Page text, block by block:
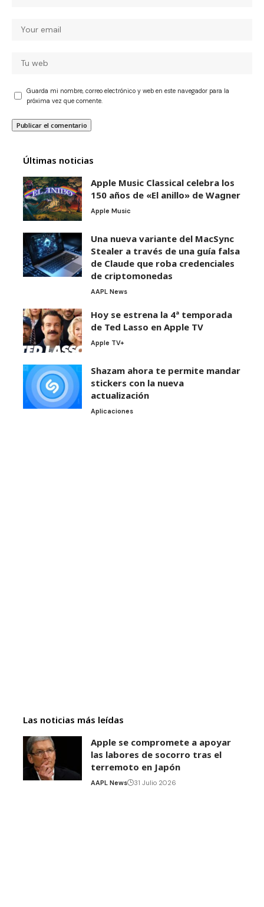
Guarda mi nombre, correo electrónico y web en este navegador para la
próxima vez que comente.
Últimas noticias
Apple Music Classical celebra los
150 años de «El anillo» de Wagner
Apple Music
Una nueva variante del MacSync
Stealer a través de una guía falsa
de Claude que roba credenciales
de criptomonedas
AAPL News
Hoy se estrena la 4ª temporada
de Ted Lasso en Apple TV
Apple TV+
Shazam ahora te permite mandar
stickers con la nueva
actualización
Aplicaciones
Las noticias más leídas
Apple se compromete a apoyar
las labores de socorro tras el
terremoto en Japón
AAPL News 31 Julio 2026